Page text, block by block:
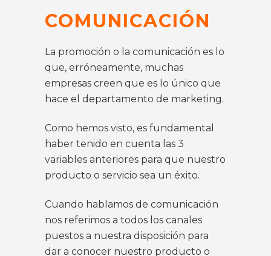
COMUNICACIÓN
La promoción o la comunicación es lo
que, erróneamente, muchas
empresas creen que es lo único que
hace el departamento de marketing.
Como hemos visto, es fundamental
haber tenido en cuenta las 3
variables anteriores para que nuestro
producto o servicio sea un éxito.
Cuando hablamos de comunicación
nos referimos a todos los canales
puestos a nuestra disposición para
dar a conocer nuestro producto o